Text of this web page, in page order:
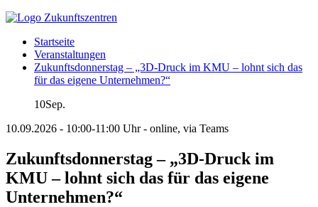
Startseite
Veranstaltungen
Zukunftsdonnerstag – „3D-Druck im KMU – lohnt sich das
für das eigene Unternehmen?“
10Sep.
10.09.2026 - 10:00-11:00 Uhr - online, via Teams
Zukunftsdonnerstag – „3D-Druck im
KMU – lohnt sich das für das eigene
Unternehmen?“